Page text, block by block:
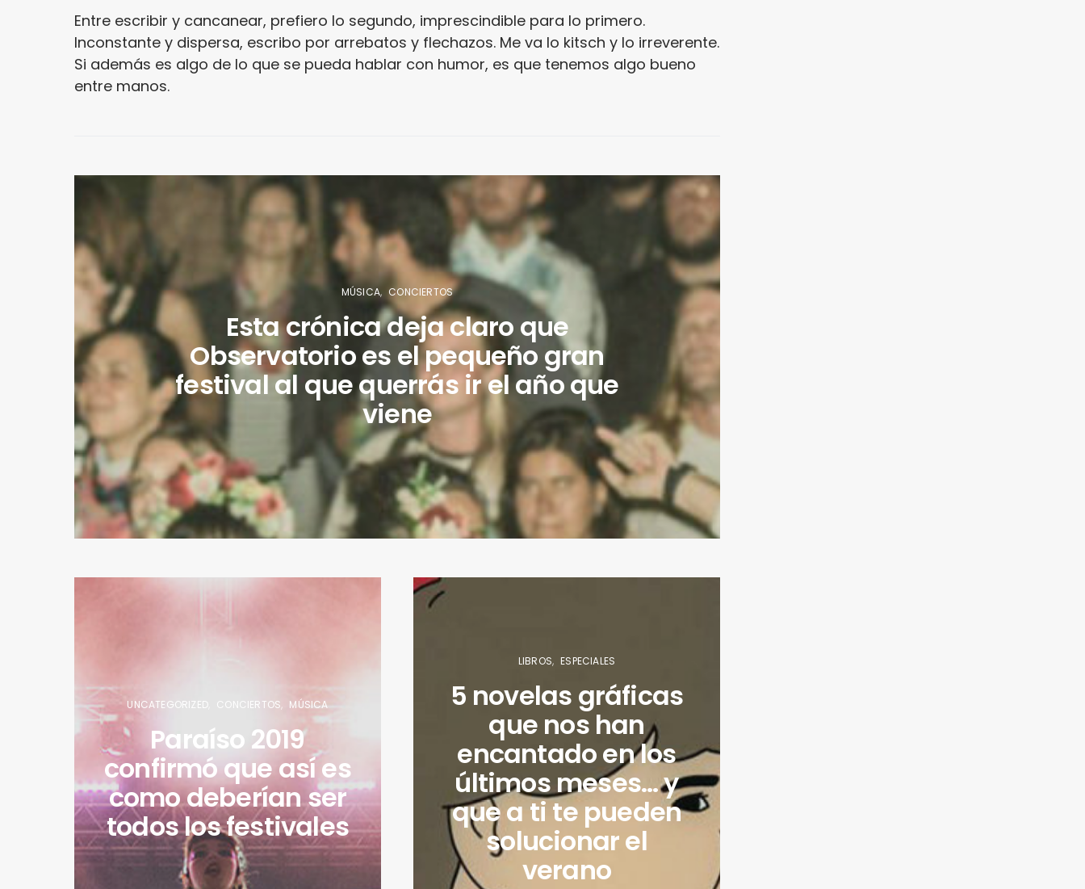
Entre escribir y cancanear, prefiero lo segundo, imprescindible para lo primero.
Inconstante y dispersa, escribo por arrebatos y flechazos. Me va lo kitsch y lo irreverente.
Si además es algo de lo que se pueda hablar con humor, es que tenemos algo bueno
entre manos.
MÚSICA CONCIERTOS
Esta crónica deja claro que
Observatorio es el pequeño gran
festival al que querrás ir el año que
viene
UNCATEGORIZED CONCIERTOS MÚSICA
Paraíso 2019
confirmó que así es
como deberían ser
todos los festivales
LIBROS ESPECIALES
5 novelas gráficas
que nos han
encantado en los
últimos meses… y
que a ti te pueden
solucionar el
verano